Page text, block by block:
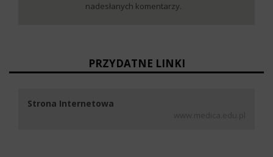
nadesłanych komentarzy.
PRZYDATNE LINKI
Strona Internetowa
www.medica.edu.pl